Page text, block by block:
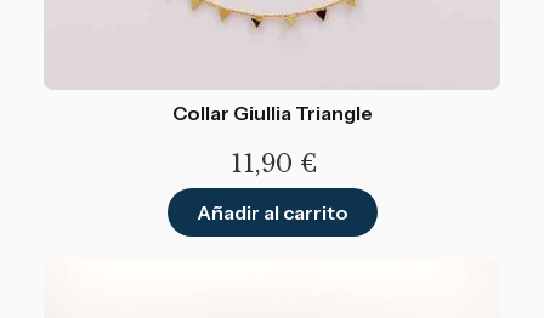
Collar Giullia Triangle
11,90 €
Añadir al carrito